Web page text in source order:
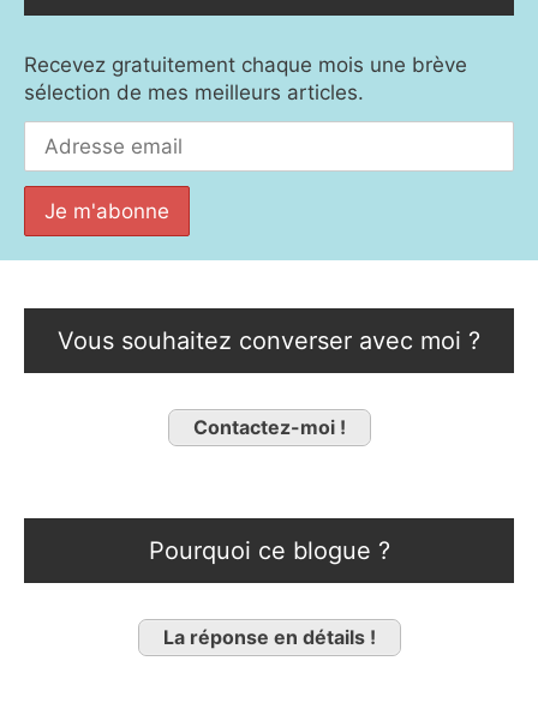
Recevez gratuitement chaque mois une brève
sélection de mes meilleurs articles.
Vous souhaitez converser avec moi ?
Contactez-moi !
Pourquoi ce blogue ?
La réponse en détails !